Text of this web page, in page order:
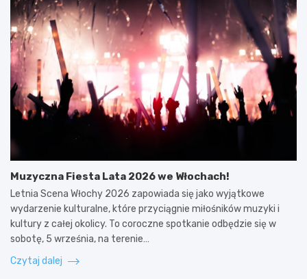
Muzyczna Fiesta Lata 2026 we Włochach!
Letnia Scena Włochy 2026 zapowiada się jako wyjątkowe
wydarzenie kulturalne, które przyciągnie miłośników muzyki i
kultury z całej okolicy. To coroczne spotkanie odbędzie się w
sobotę, 5 września, na terenie…
Czytaj dalej